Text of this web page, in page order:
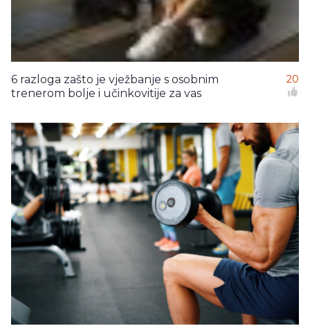
6 razloga zašto je vježbanje s osobnim
trenerom bolje i učinkovitije za vas
20